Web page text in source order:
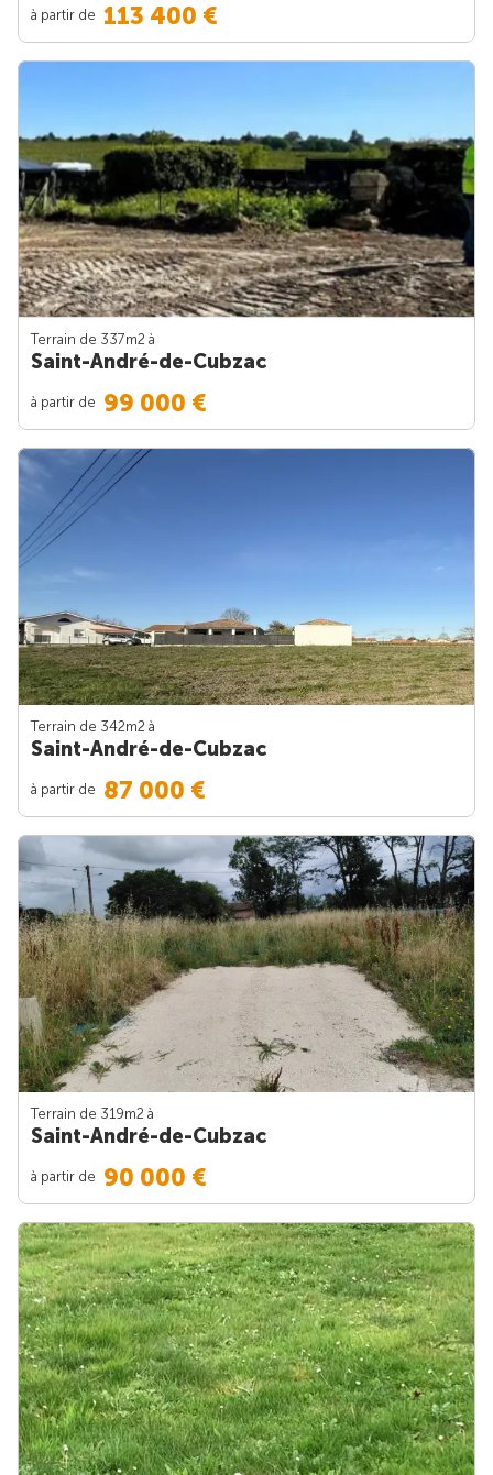
à partir de 113 400 €
Terrain de 337m2 à
Saint-André-de-Cubzac
à partir de 99 000 €
Terrain de 342m2 à
Saint-André-de-Cubzac
à partir de 87 000 €
Terrain de 319m2 à
Saint-André-de-Cubzac
à partir de 90 000 €